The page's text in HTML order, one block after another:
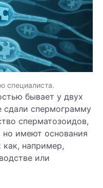
специалиста.
бывает у двух
спермограмму
сперматозоидов,
но имеют основания
как, например,
или